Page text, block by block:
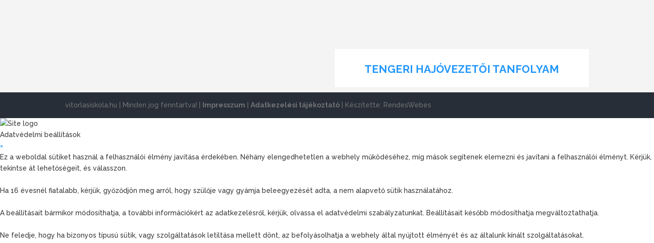
TENGERI HAJÓVEZETŐI TANFOLYAM
vitorlasiskola.hu | Minden jog fenntartva! | Impresszum |Adatkezelési tájékoztató | Készítette: RendesWebes
Adatvédelmi beállítások
×
Ez a weboldal sütiket használ a felhasználói élmény javítása érdekében. Néhány elengedhetetlen a webhely működéséhez, míg mások segítenek elemezni és javítani a felhasználói élményt. Kérjük,
tekintse át lehetőségeit, és válasszon.
Ha 16 évesnél fiatalabb, kérjük, győződjön meg arról, hogy szülője vagy gyámja beleegyezését adta, a nem alapvető sütik használatához.
A beállításait bármikor módosíthatja, a további információkért az adatkezelésről, kérjük, olvassa el adatvédelmi szabályzatunkat. Beállításait később módosíthatja megváltoztathatja.
Ne feledje, hogy ha bizonyos típusú sütik, vagy szolgáltatások letiltása mellett dönt, az befolyásolhatja a webhely által nyújtott élményét és az általunk kínált szolgáltatásokat.